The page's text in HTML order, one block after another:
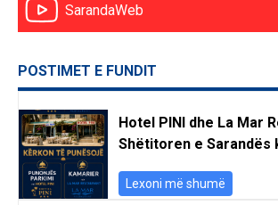
SarandaWeb
POSTIMET E FUNDIT
Hotel PINI dhe La Mar
Shëtitoren e Sarandës
Lexoni më shumë